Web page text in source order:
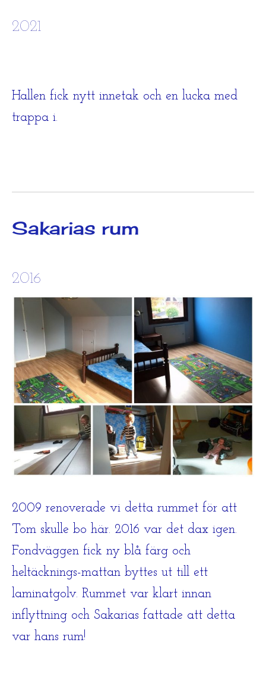
2021
Hallen fick nytt innetak och en lucka med
trappa i.
Sakarias rum
2016
2009 renoverade vi detta rummet för att
Tom skulle bo här. 2016 var det dax igen.
Fondväggen fick ny blå färg och
heltäcknings-mattan byttes ut till ett
laminatgolv. Rummet var klart innan
inflyttning och Sakarias fattade att detta
var hans rum!